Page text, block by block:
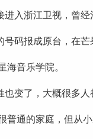
入浙江卫视，曾经
码报成原台，在芒
音乐学院。
变了，大概很多人
通的家庭，但从小